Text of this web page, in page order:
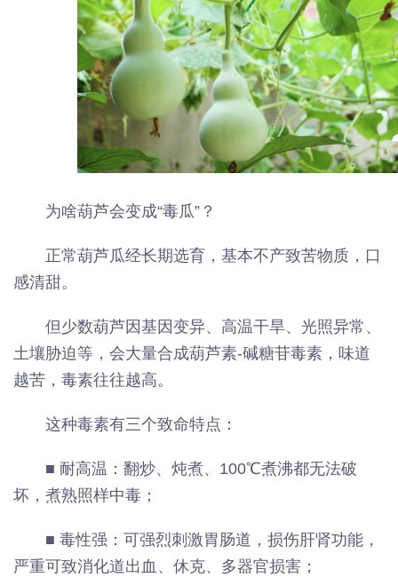
为啥葫芦会变成“毒瓜”？
正常葫芦瓜经长期选育，基本不产致苦物质，口
感清甜。
但少数葫芦因基因变异、高温干旱、光照异常、
土壤胁迫等，会大量合成葫芦素-碱糖苷毒素，味道
越苦，毒素往往越高。
这种毒素有三个致命特点：
■ 耐高温：翻炒、炖煮、100℃煮沸都无法破
坏，煮熟照样中毒；
■ 毒性强：可强烈刺激胃肠道，损伤肝肾功能，
严重可致消化道出血、休克、多器官损害；